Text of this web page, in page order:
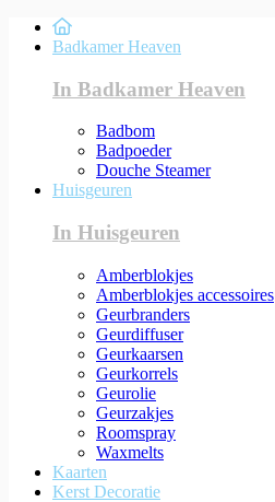
Badkamer Heaven
In Badkamer Heaven
Badbom
Badpoeder
Douche Steamer
Huisgeuren
In Huisgeuren
Amberblokjes
Amberblokjes accessoires
Geurbranders
Geurdiffuser
Geurkaarsen
Geurkorrels
Geurolie
Geurzakjes
Roomspray
Waxmelts
Kaarten
Kerst Decoratie